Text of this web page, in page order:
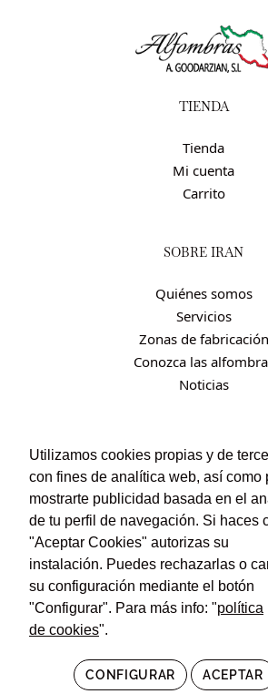
TIENDA
Tienda
Mi cuenta
Carrito
SOBRE IRÁN
Quiénes somos
Servicios
Zonas de fabricación
Conozca las
Noticias
Contacto
Política de
Política de cookies
Condiciones de uso y
© Irán Alfombras. Todos los derechos
Utilizamos cookies propias y de
con fines de analítica web, así como
mostrarte publicidad basada en el
de tu perfil de navegación. Si haces
"Aceptar Cookies" autorizas su
instalación. Puedes rechazarlas o
su configuración mediante el botón
"Configurar". Para más info: "política
de cookies".
CONFIGURAR ACEPTAR